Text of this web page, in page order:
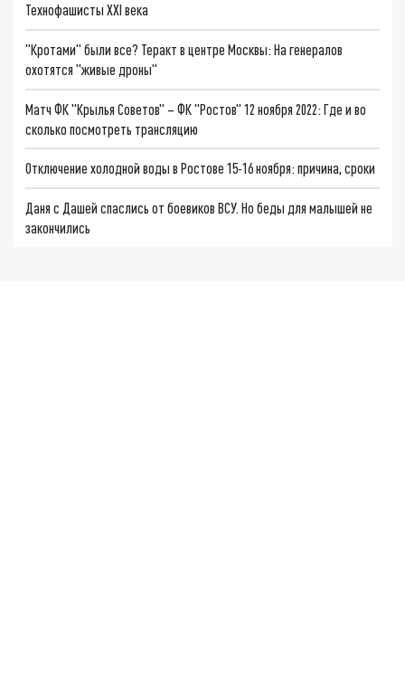
Технофашисты XXI века
"Кротами" были все? Теракт в центре Москвы: На генералов
охотятся "живые дроны"
Матч ФК "Крылья Советов" – ФК "Ростов" 12 ноября 2022: Где и во
сколько посмотреть трансляцию
Отключение холодной воды в Ростове 15-16 ноября: причина, сроки
Даня с Дашей спаслись от боевиков ВСУ. Но беды для малышей не
закончились